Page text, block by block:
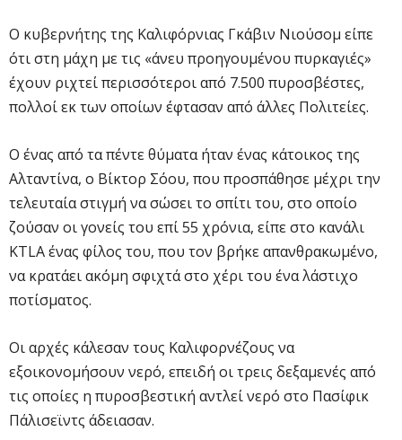
Ο κυβερνήτης της Καλιφόρνιας Γκάβιν Νιούσομ είπε
ότι στη μάχη με τις «άνευ προηγουμένου πυρκαγιές»
έχουν ριχτεί περισσότεροι από 7.500 πυροσβέστες,
πολλοί εκ των οποίων έφτασαν από άλλες Πολιτείες.
Ο ένας από τα πέντε θύματα ήταν ένας κάτοικος της
Αλταντίνα, ο Βίκτορ Σόου, που προσπάθησε μέχρι την
τελευταία στιγμή να σώσει το σπίτι του, στο οποίο
ζούσαν οι γονείς του επί 55 χρόνια, είπε στο κανάλι
KTLA ένας φίλος του, που τον βρήκε απανθρακωμένο,
να κρατάει ακόμη σφιχτά στο χέρι του ένα λάστιχο
ποτίσματος.
Οι αρχές κάλεσαν τους Καλιφορνέζους να
εξοικονομήσουν νερό, επειδή οι τρεις δεξαμενές από
τις οποίες η πυροσβεστική αντλεί νερό στο Πασίφικ
Πάλισεϊντς άδειασαν.